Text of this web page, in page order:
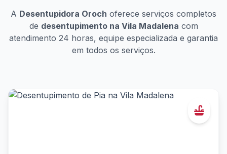
A Desentupidora Oroch oferece serviços completos
de desentupimento na Vila Madalena com
atendimento 24 horas, equipe especializada e garantia
em todos os serviços.